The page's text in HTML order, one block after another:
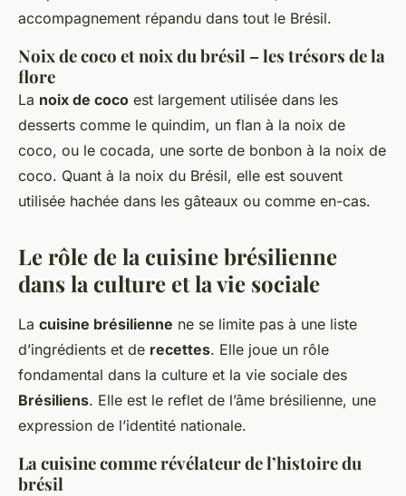
accompagnement répandu dans tout le Brésil.
Noix de coco et noix du brésil – les trésors de la
flore
La noix de coco est largement utilisée dans les
desserts comme le quindim, un flan à la noix de
coco, ou le cocada, une sorte de bonbon à la noix de
coco. Quant à la noix du Brésil, elle est souvent
utilisée hachée dans les gâteaux ou comme en-cas.
Le rôle de la cuisine brésilienne
dans la culture et la vie sociale
La cuisine brésilienne ne se limite pas à une liste
d’ingrédients et de recettes. Elle joue un rôle
fondamental dans la culture et la vie sociale des
Brésiliens. Elle est le reflet de l’âme brésilienne, une
expression de l’identité nationale.
La cuisine comme révélateur de l’histoire du
brésil